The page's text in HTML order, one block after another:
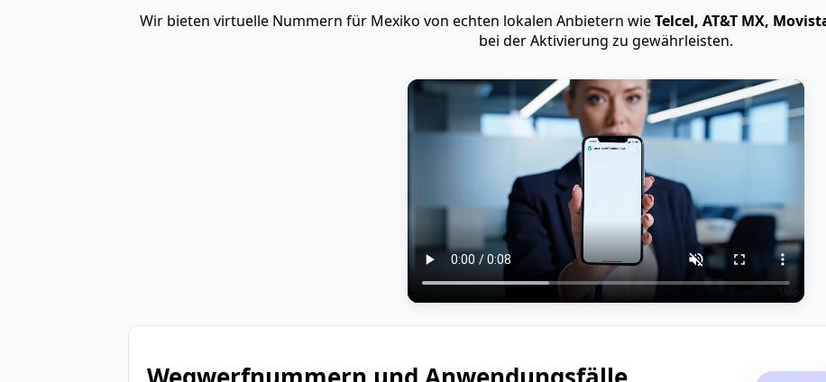
Wir bieten virtuelle Nummern für Mexiko von echten lokalen Anbietern wieTelcel, AT&T MX,
bei der Aktivierung zu gewährleisten.